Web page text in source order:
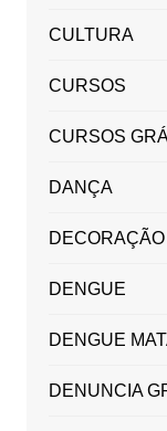
CULTURA
CURSOS
CURSOS
DANÇA
DECORAÇÃO
DENGUE
DENGUE
DENUNCIA